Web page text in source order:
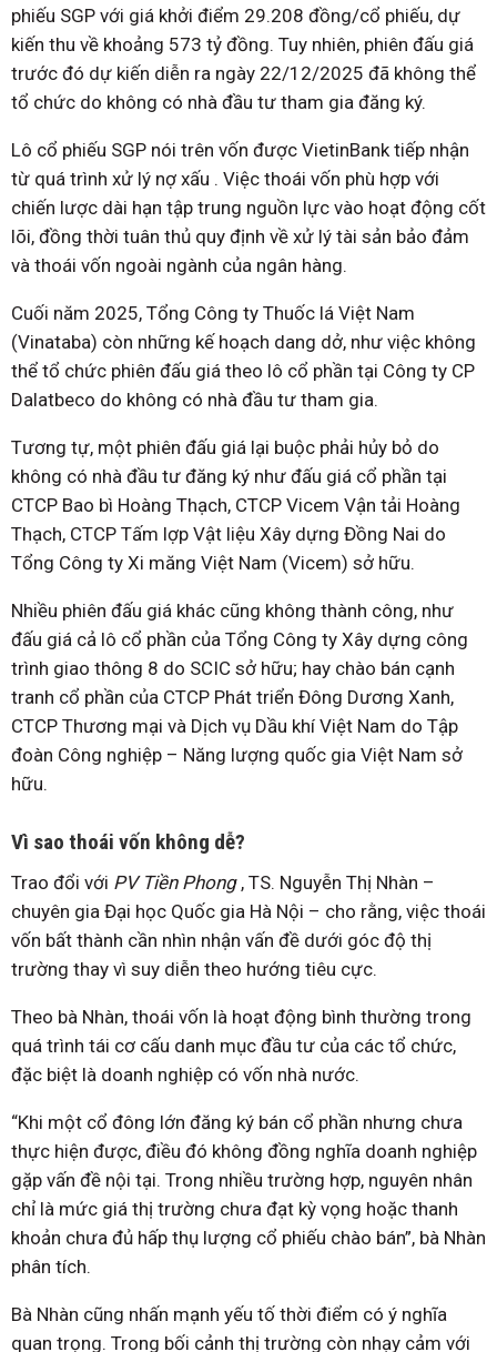
phiếu SGP với giá khởi điểm 29.208 đồng/cổ phiếu, dự
kiến thu về khoảng 573 tỷ đồng. Tuy nhiên, phiên đấu giá
trước đó dự kiến diễn ra ngày 22/12/2025 đã không thể
tổ chức do không có nhà đầu tư tham gia đăng ký.
Lô cổ phiếu SGP nói trên vốn được VietinBank tiếp nhận
từ quá trình xử lý nợ xấu . Việc thoái vốn phù hợp với
chiến lược dài hạn tập trung nguồn lực vào hoạt động cốt
lõi, đồng thời tuân thủ quy định về xử lý tài sản bảo đảm
và thoái vốn ngoài ngành của ngân hàng.
Cuối năm 2025, Tổng Công ty Thuốc lá Việt Nam
(Vinataba) còn những kế hoạch dang dở, như việc không
thể tổ chức phiên đấu giá theo lô cổ phần tại Công ty CP
Dalatbeco do không có nhà đầu tư tham gia.
Tương tự, một phiên đấu giá lại buộc phải hủy bỏ do
không có nhà đầu tư đăng ký như đấu giá cổ phần tại
CTCP Bao bì Hoàng Thạch, CTCP Vicem Vận tải Hoàng
Thạch, CTCP Tấm lợp Vật liệu Xây dựng Đồng Nai do
Tổng Công ty Xi măng Việt Nam (Vicem) sở hữu.
Nhiều phiên đấu giá khác cũng không thành công, như
đấu giá cả lô cổ phần của Tổng Công ty Xây dựng công
trình giao thông 8 do SCIC sở hữu; hay chào bán cạnh
tranh cổ phần của CTCP Phát triển Đông Dương Xanh,
CTCP Thương mại và Dịch vụ Dầu khí Việt Nam do Tập
đoàn Công nghiệp – Năng lượng quốc gia Việt Nam sở
hữu.
Vì sao thoái vốn không dễ?
Trao đổi với PV Tiền Phong , TS. Nguyễn Thị Nhàn –
chuyên gia Đại học Quốc gia Hà Nội – cho rằng, việc thoái
vốn bất thành cần nhìn nhận vấn đề dưới góc độ thị
trường thay vì suy diễn theo hướng tiêu cực.
Theo bà Nhàn, thoái vốn là hoạt động bình thường trong
quá trình tái cơ cấu danh mục đầu tư của các tổ chức,
đặc biệt là doanh nghiệp có vốn nhà nước.
“Khi một cổ đông lớn đăng ký bán cổ phần nhưng chưa
thực hiện được, điều đó không đồng nghĩa doanh nghiệp
gặp vấn đề nội tại. Trong nhiều trường hợp, nguyên nhân
chỉ là mức giá thị trường chưa đạt kỳ vọng hoặc thanh
khoản chưa đủ hấp thụ lượng cổ phiếu chào bán”, bà Nhàn
phân tích.
Bà Nhàn cũng nhấn mạnh yếu tố thời điểm có ý nghĩa
quan trọng. Trong bối cảnh thị trường còn nhạy cảm với